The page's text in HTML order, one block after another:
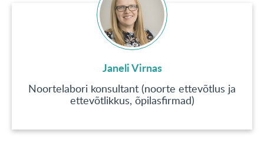
Janeli Virnas
Noortelabori konsultant (noorte ettevõtlus ja
ettevõtlikkus, õpilasfirmad)